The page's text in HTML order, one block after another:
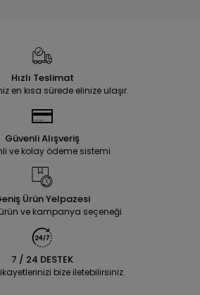
Hızlı Teslimat
en kısa sürede elinize ulaşır.
Güvenli Alışveriş
ve kolay ödeme sistemi
Ürün Yelpazesi
ve kampanya seçeneği
7 / 24 DESTEK
bize iletebilirsiniz.